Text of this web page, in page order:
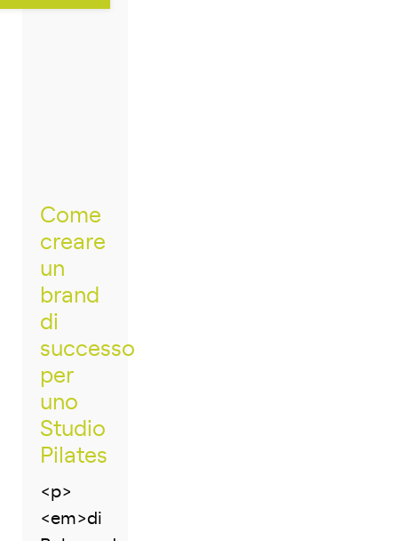
Come
creare
un
brand
di
successo
per
uno
Studio
Pilates
<p>
<em>di